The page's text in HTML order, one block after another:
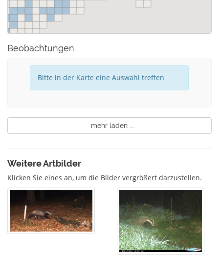
Beobachtungen
Bitte in der Karte eine Auswahl treffen
mehr laden ...
Weitere Artbilder
Klicken Sie eines an, um die Bilder vergrößert darzustellen.